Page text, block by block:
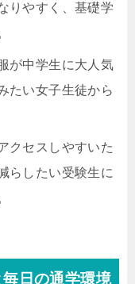
りやすく、基礎学
が中学生に大人気
たい女子生徒から
クセスしやすいた
らしたい受験生に
日の通学環境